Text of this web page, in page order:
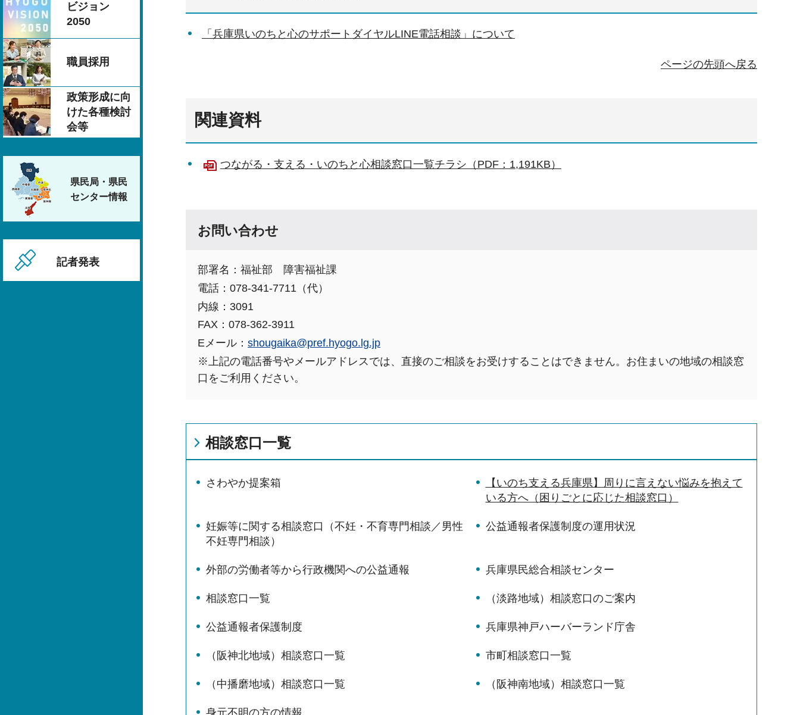
ビジョン
2050
職員採用
政策形成に向
けた各種検討
会等
県民局・県民
センター情報
記者発表
「兵庫県いのちと心のサポートダイヤルLINE電話相談」について
ページの先頭へ戻る
関連資料
つながる・支える・いのちと心相談窓口一覧チラシ（PDF：1,191KB）
お問い合わせ
部署名：福祉部 障害福祉課
電話：078-341-7711（代）
内線：3091
FAX：078-362-3911
Eメール： shougaika@pref.hyogo.lg.jp
※上記の電話番号やメールアドレスでは、直接のご相談をお受けすることはできません。お住まいの地域の相談窓
口をご利用ください。
相談窓口一覧
さわやか提案箱
【いのち支える兵庫県】周りに言えない悩みを抱えて
いる方へ（困りごとに応じた相談窓口）
妊娠等に関する相談窓口（不妊・不育専門相談／男性
不妊専門相談）
公益通報者保護制度の運用状況
外部の労働者等から行政機関への公益通報 兵庫県民総合相談センター
相談窓口一覧 （淡路地域）相談窓口のご案内
公益通報者保護制度 兵庫県神戸ハーバーランド庁舎
（阪神北地域）相談窓口一覧 市町相談窓口一覧
（中播磨地域）相談窓口一覧 （阪神南地域）相談窓口一覧